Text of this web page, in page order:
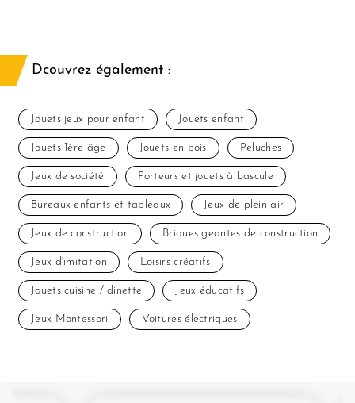
Dcouvrez également :
Jouets jeux pour enfant Jouets enfant
Jouets 1ère âge Jouets en bois Peluches
Jeux de société Porteurs et jouets à bascule
Bureaux enfants et tableaux Jeux de plein air
Jeux de construction Briques geantes de construction
Jeux d'imitation Loisirs créatifs
Jouets cuisine / dinette Jeux éducatifs
Jeux Montessori Voitures électriques